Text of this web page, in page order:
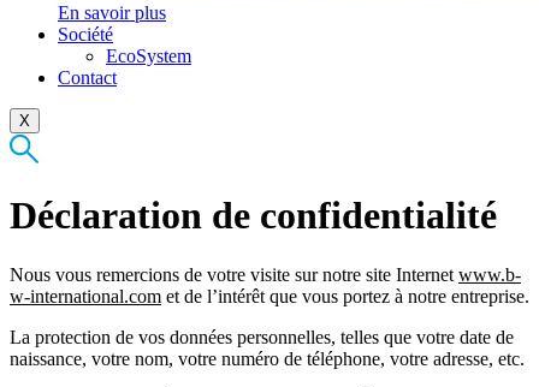
En savoir plus
Société
EcoSystem
Contact
X
Déclaration de confidentialité
Nous vous remercions de votre visite sur notre site Internet www.b-
w-international.com et de l’intérêt que vous portez à notre entreprise.
La protection de vos données personnelles, telles que votre date de
naissance, votre nom, votre numéro de téléphone, votre adresse, etc.